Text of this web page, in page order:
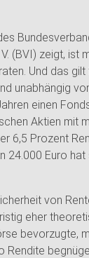
(BVI) zeigt, ist
Und das gilt
unabhängig
einen
Aktien mit
6,5 Prozent
24.000 Euro
von
eher
bevorzugte,
Rendite